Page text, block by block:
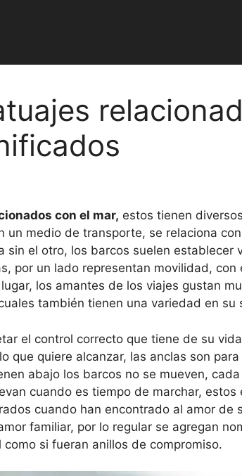
con el mar, estos tienen
un medio de transporte, se relaciona
sin el otro, los barcos suelen establecer
por un lado representan movilidad,
los amantes de los viajes gustan
también tienen una variedad en su
el control correcto que tiene de su
que quiere alcanzar, las anclas son
abajo los barcos no se mueven,
cuando es tiempo de marchar, estos
cuando han encontrado al amor de
familiar, por lo regular se agregan
si fueran anillos de compromiso.